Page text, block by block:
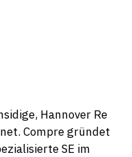
Hannover Re
Compre gründet
SE im